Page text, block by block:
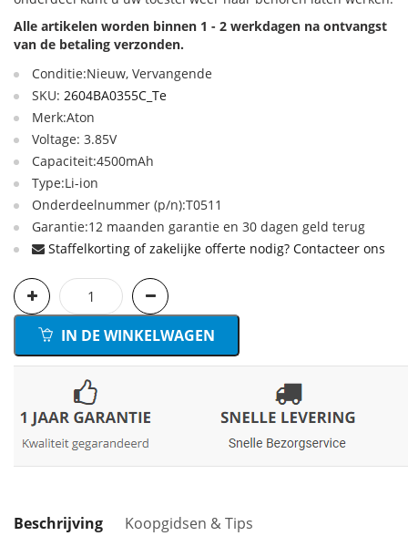
Alle artikelen worden binnen 1 - 2 werkdagen na ontvangst
van de betaling verzonden.
Conditie:Nieuw, Vervangende
SKU: 2604BA0355C_Te
Merk:Aton
Voltage: 3.85V
Capaciteit:4500mAh
Type:Li-ion
Onderdeelnummer (p/n):T0511
Garantie:12 maanden garantie en 30 dagen geld terug
Staffelkorting of zakelijke offerte nodig? Contacteer ons
IN DE WINKELWAGEN
Beschrijving Koopgidsen & Tips